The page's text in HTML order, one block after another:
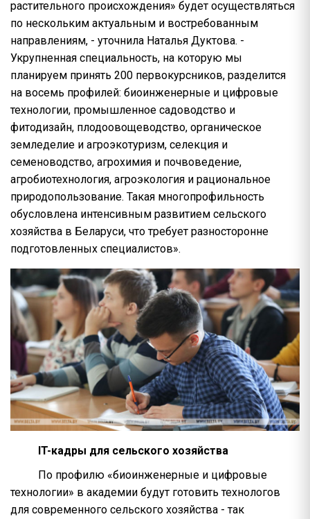
растительного происхождения» будет осуществляться
по нескольким актуальным и востребованным
направлениям, - уточнила Наталья Дуктова. -
Укрупненная специальность, на которую мы
планируем принять 200 первокурсников, разделится
на восемь профилей: биоинженерные и цифровые
технологии, промышленное садоводство и
фитодизайн, плодоовощеводство, органическое
земледелие и агроэкотуризм, селекция и
семеноводство, агрохимия и почвоведение,
агробиотехнология, агроэкология и рациональное
природопользование. Такая многопрофильность
обусловлена интенсивным развитием сельского
хозяйства в Беларуси, что требует разносторонне
подготовленных специалистов».
IT-кадры для сельского хозяйства
По профилю «биоинженерные и цифровые
технологии» в академии будут готовить технологов
для современного сельского хозяйства - так